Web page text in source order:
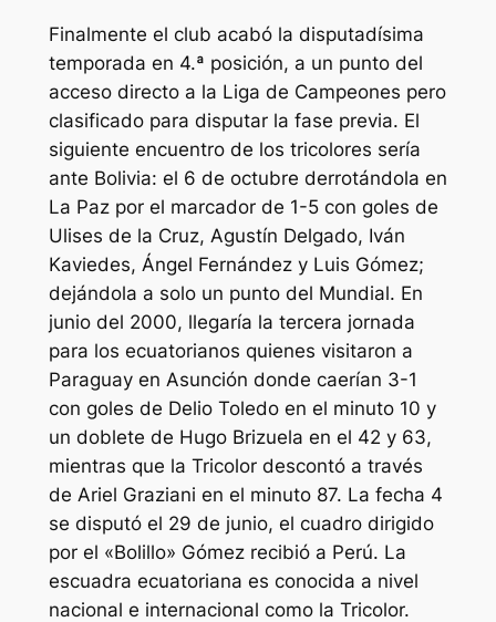
Finalmente el club acabó la disputadísima
temporada en 4.ª posición, a un punto del
acceso directo a la Liga de Campeones pero
clasificado para disputar la fase previa. El
siguiente encuentro de los tricolores sería
ante Bolivia: el 6 de octubre derrotándola en
La Paz por el marcador de 1-5 con goles de
Ulises de la Cruz, Agustín Delgado, Iván
Kaviedes, Ángel Fernández y Luis Gómez;
dejándola a solo un punto del Mundial. En
junio del 2000, llegaría la tercera jornada
para los ecuatorianos quienes visitaron a
Paraguay en Asunción donde caerían 3-1
con goles de Delio Toledo en el minuto 10 y
un doblete de Hugo Brizuela en el 42 y 63,
mientras que la Tricolor descontó a través
de Ariel Graziani en el minuto 87. La fecha 4
se disputó el 29 de junio, el cuadro dirigido
por el «Bolillo» Gómez recibió a Perú. La
escuadra ecuatoriana es conocida a nivel
nacional e internacional como la Tricolor.